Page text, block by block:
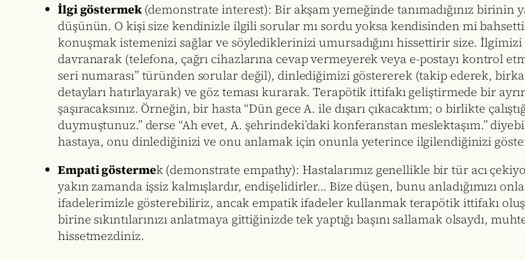
İlgi göstermek(demonstrate interest): Bir akşam yemeğinde tanımadığınız birinin
düşünün. O kişi size kendinizle ilgili sorular mı sordu yoksa kendisinden mi
konuşmak istemenizi sağlar ve söylediklerinizi umursadığını hissettirir size.
davranarak (telefona, çağrı cihazlarına cevap vermeyerek veya e-postayı kontrol
seri numarası” türünden sorular değil), dinlediğimizi göstererek (takip ederek,
detayları hatırlayarak) ve göz teması kurarak. Terapötik ittifakı geliştirmede bir
şaşıracaksınız. Örneğin, bir hasta “Dün gece A. ile dışarı çıkacaktım; o birlikte
duymuştunuz.” derse “Ah evet, A. şehrindeki’daki konferanstan meslektaşım.”
hastaya, onu dinlediğinizi ve onu anlamak için onunla yeterince ilgilendiğinizi
Empati göstermek (demonstrate empathy): Hastalarımız genellikle bir tür acı
yakın zamanda işsiz kalmışlardır, endişelidirler… Bize düşen, bunu anladığımızı
ifadelerimizle gösterebiliriz, ancak empatik ifadeler kullanmak terapötik ittifakı
birine sıkıntılarınızı anlatmaya gittiğinizde tek yaptığı başını sallamak olsaydı,
hissetmezdiniz.